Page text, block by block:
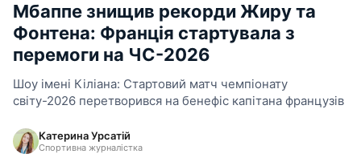
Мбаппе знищив рекорди Жиру та
Фонтена: Франція стартувала з
перемоги на ЧС-2026
Шоу імені Кіліана: Стартовий матч чемпіонату
світу-2026 перетворився на бенефіс капітана французів
Катерина Урсатій
Спортивна журналістка